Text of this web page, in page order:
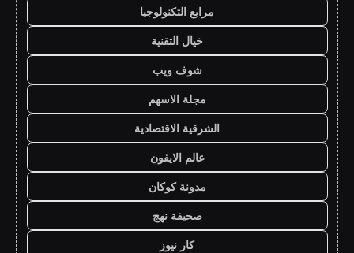
مرابع التكنولوجيا
خيال التقنية
شوف ويب
مجلة الاسهم
الشرقية الاقتصادية
عالم الايفون
مدونة كوكان
صحيفة نهج
كار نيوز